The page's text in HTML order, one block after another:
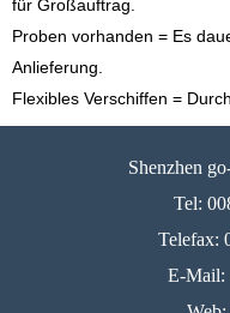
für Großauftrag.
Proben vorhanden = Es
Anlieferung.
Flexibles Verschiffen =
Shenzhen
Tel:
Telefax:
E-Mail: